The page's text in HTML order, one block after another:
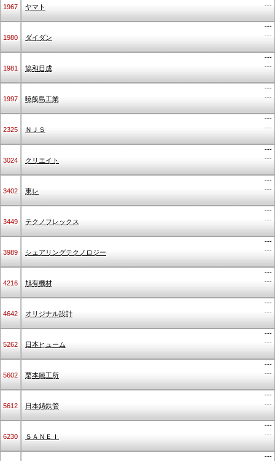
1967 ヤマト
---
1980 ダイダン
---
---
1981 協和日成
---
---
1997 暁飯島工業
---
---
2325 ＮＪＳ
---
---
3024 クリエイト
---
---
3402 東レ
---
---
3449 テクノフレックス
---
---
3989 シェアリングテクノロジー
---
---
4216 旭有機材
---
---
4642 オリジナル設計
---
---
5262 日本ヒューム
---
---
5602 栗本鐵工所
---
---
5612 日本鋳鉄管
---
---
6230 ＳＡＮＥＩ
---
---
---